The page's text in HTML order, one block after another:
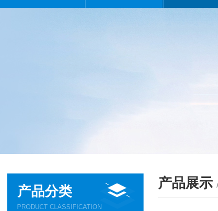
产品分类
PRODUCT CLASSIFICATION
产品展示